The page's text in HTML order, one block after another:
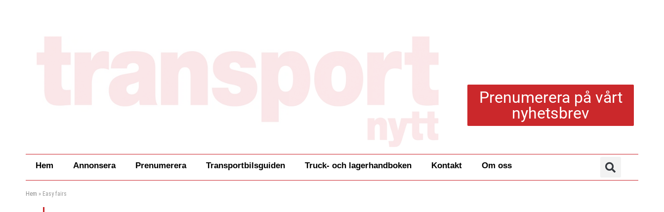
Prenumerera på vårt
nyhetsbrev
Hem Annonsera Prenumerera Transportbilsguiden Truck- och lagerhandboken Kontakt Om oss
Hem » Easy fairs